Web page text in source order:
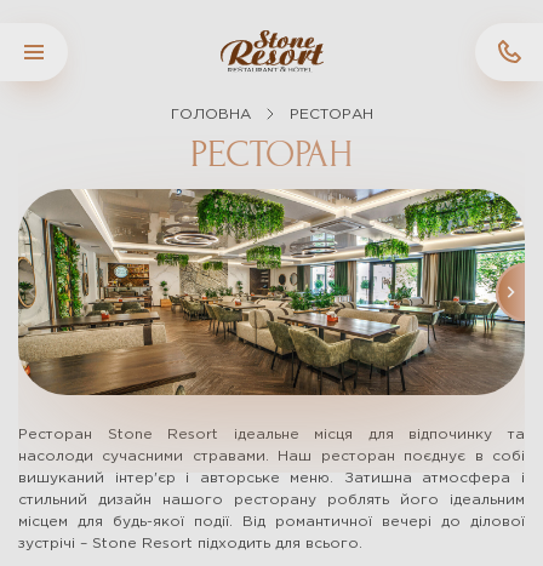
ГОЛОВНА РЕСТОРАН
РЕСТОРАН
Ресторан Stone Resort ідеальне місця для відпочинку та
насолоди сучасними стравами. Наш ресторан поєднує в собі
вишуканий інтер'єр і авторське меню. Затишна атмосфера і
стильний дизайн нашого ресторану роблять його ідеальним
місцем для будь-якої події. Від романтичної вечері до ділової
зустрічі – Stone Resort підходить для всього.